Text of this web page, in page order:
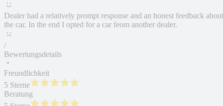
Dealer had a relatively prompt response and an honest feedback about
the car. In the end I opted for a car feom another dealer.
/
Bewertungsdetails
Freundlichkeit
5 Sterne
Beratung